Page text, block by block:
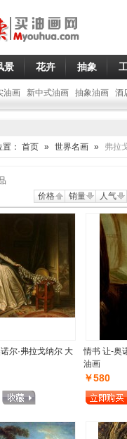
景 花卉 抽象
油画 新中式油画 抽象油画 酒
： 首页 » 世界名画 » 弗拉
价格
销量 人气
尔·弗拉戈纳尔 大
情书 让-奥
油画
￥580